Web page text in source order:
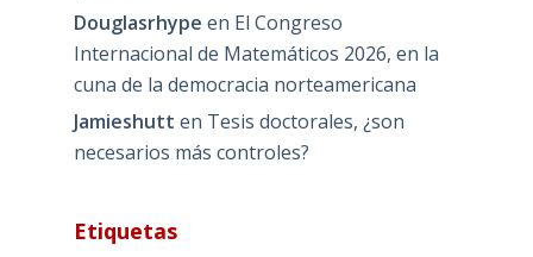
Douglasrhype en El Congreso
Internacional de Matemáticos 2026, en la
cuna de la democracia norteamericana
Jamieshutt en Tesis doctorales, ¿son
necesarios más controles?
Etiquetas